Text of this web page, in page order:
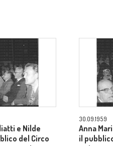
e Nilde
del Circo
30.09.1959
Anna
il